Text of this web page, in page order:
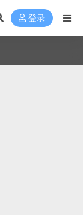
登录